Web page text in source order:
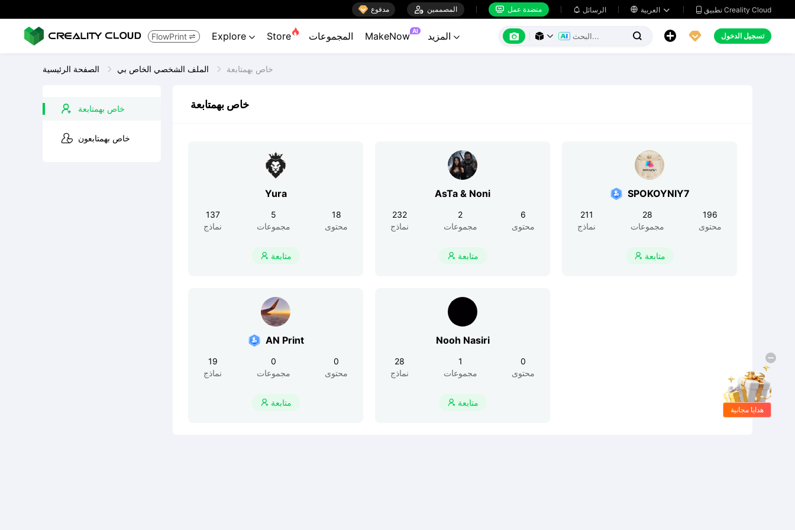
 مدفوع  المصممين  منضدة عمل  الرسائل    تطبيق Creality Cloud
FlowPrint  Explore  Store المجموعات MakeNow AI
       تسجيل الدخول
خاص بهمتابعة
خاص بهمتابعة
خاص بهمتابعون
خاص بهمتابعة
Yura
137
نماذج
5
مجموعات
18
محتوى
 متابعة
AsTa & Noni
232
نماذج
2
مجموعات
6
محتوى
 متابعة
SPOKOYNIY7
211
نماذج
28
مجموعات
196
محتوى
 متابعة
AN Print
19
نماذج
0
مجموعات
0
محتوى
 متابعة
Nooh Nasiri
28
نماذج
1
مجموعات
0
محتوى
 متابعة
هدايا مجانية